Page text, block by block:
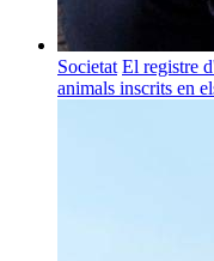
Societat El registre
animals inscrits en